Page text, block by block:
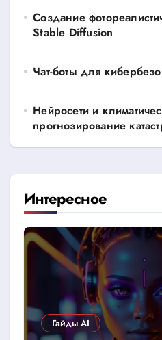
Создание
Stable Diffusion
Чат-боты для
Нейросети и
прогнозирование
Интересное
Гайды AI